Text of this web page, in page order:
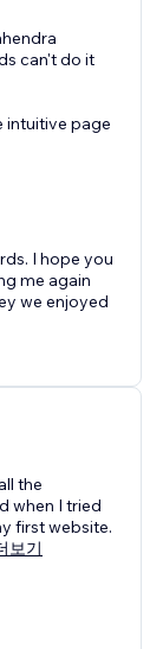
can't do it
intuitive page
I hope you
me again
we enjoyed
the
when I tried
first website.
보기